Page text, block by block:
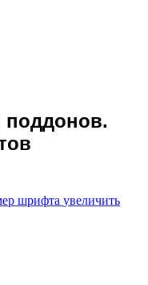
шрифта увеличить